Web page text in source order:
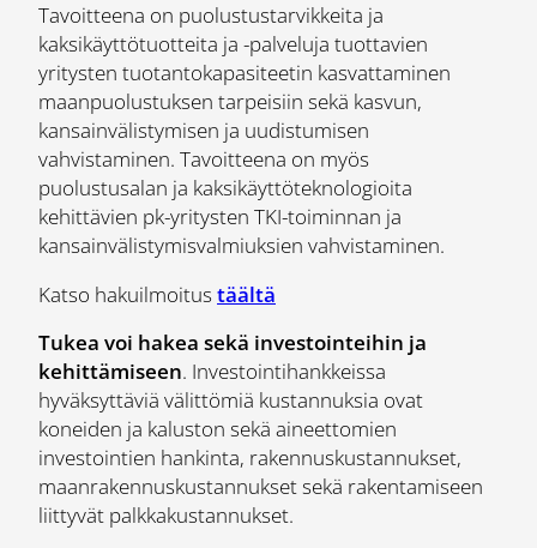
Tavoitteena on puolustustarvikkeita ja
kaksikäyttötuotteita ja -palveluja tuottavien
yritysten tuotantokapasiteetin kasvattaminen
maanpuolustuksen tarpeisiin sekä kasvun,
kansainvälistymisen ja uudistumisen
vahvistaminen. Tavoitteena on myös
puolustusalan ja kaksikäyttöteknologioita
kehittävien pk-yritysten TKI-toiminnan ja
kansainvälistymisvalmiuksien vahvistaminen.
Katso hakuilmoitustäältä
Tukea voi hakea sekä investointeihin ja
kehittämiseen. Investointihankkeissa
hyväksyttäviä välittömiä kustannuksia ovat
koneiden ja kaluston sekä aineettomien
investointien hankinta, rakennuskustannukset,
maanrakennuskustannukset sekä rakentamiseen
liittyvät palkkakustannukset.